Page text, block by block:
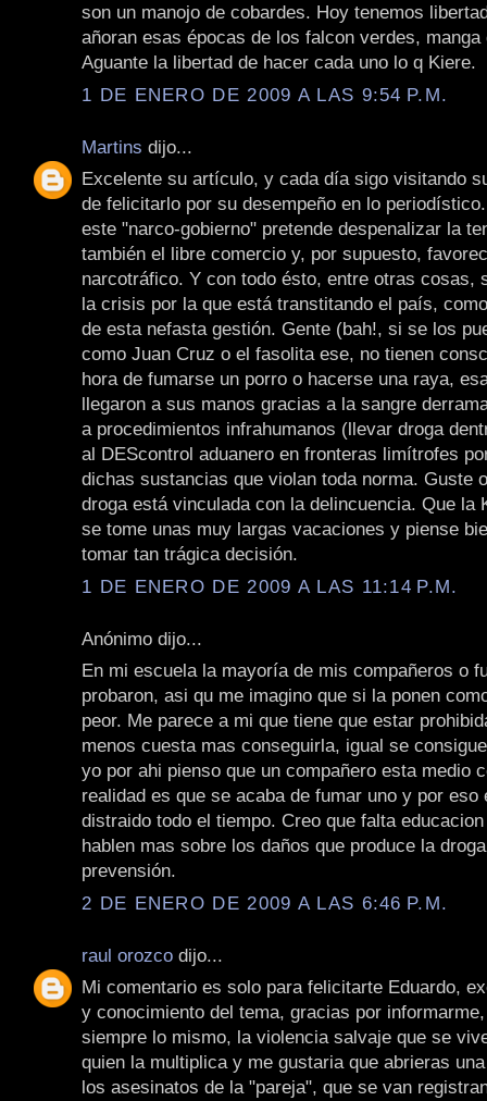
son un manojo de cobardes. Hoy tenemos
añoran esas épocas de los falcon verdes, manga
Aguante la libertad de hacer cada uno lo q Kiere.
1 DE ENERO DE 2009 A LAS 9:54 P.M.
Martins dijo...
Excelente su artículo, y cada día sigo visitando
de felicitarlo por su desempeño en lo
este "narco-gobierno" pretende despenalizar la
también el libre comercio y, por supuesto,
narcotráfico. Y con todo ésto, entre otras cosas,
la crisis por la que está transtitando el país,
de esta nefasta gestión. Gente (bah!, si se los
como Juan Cruz o el fasolita ese, no tienen
hora de fumarse un porro o hacerse una raya,
llegaron a sus manos gracias a la sangre
a procedimientos infrahumanos (llevar droga
al DEScontrol aduanero en fronteras limítrofes
dichas sustancias que violan toda norma. Guste
droga está vinculada con la delincuencia. Que la
se tome unas muy largas vacaciones y piense
tomar tan trágica decisión.
1 DE ENERO DE 2009 A LAS 11:14 P.M.
Anónimo dijo...
En mi escuela la mayoría de mis compañeros o
probaron, asi qu me imagino que si la ponen
peor. Me parece a mi que tiene que estar
menos cuesta mas conseguirla, igual se
yo por ahi pienso que un compañero esta medio
realidad es que se acaba de fumar uno y por eso
distraido todo el tiempo. Creo que falta
hablen mas sobre los daños que produce la
prevensión.
2 DE ENERO DE 2009 A LAS 6:46 P.M.
raul orozco dijo...
Mi comentario es solo para felicitarte Eduardo,
y conocimiento del tema, gracias por
siempre lo mismo, la violencia salvaje que se
quien la multiplica y me gustaria que abrieras
los asesinatos de la "pareja", que se van